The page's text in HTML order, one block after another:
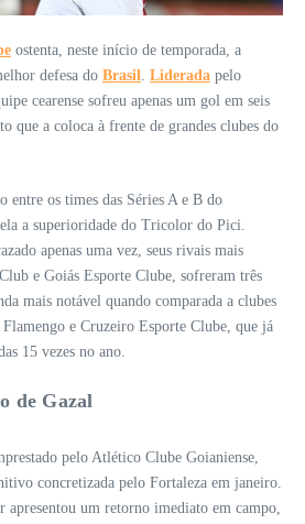
ostenta, neste início de temporada, a
defesa do Brasil. Liderada pelo
cearense sofreu apenas um gol em seis
que a coloca à frente de grandes clubes do
entre os times das Séries A e B do
a superioridade do Tricolor do Pici.
apenas uma vez, seus rivais mais
e Goiás Esporte Clube, sofreram três
mais notável quando comparada a clubes
e Cruzeiro Esporte Clube, que já
15 vezes no ano.
de Gazal
pelo Atlético Clube Goianiense,
concretizada pelo Fortaleza em janeiro.
apresentou um retorno imediato em campo,